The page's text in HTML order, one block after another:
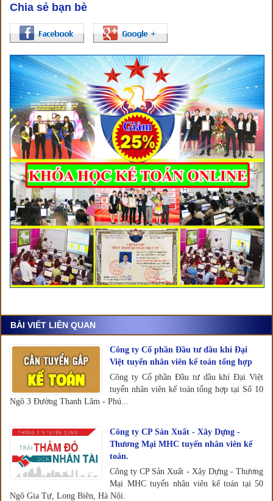
Chia sẻ bạn bè
BÀI VIẾT LIÊN QUAN
Công ty Cổ phần Đầu tư dầu khí Đại
Việt tuyển nhân viên kế toán tổng hợp
Công ty Cổ phần Đầu tư dầu khí Đại Việt
tuyển nhân viên kế toán tổng hợp tại Số 10
Ngõ 3 Đường Thanh Lãm - Phú...
Công ty CP Sản Xuất - Xây Dựng -
Thương Mại MHC tuyển nhân viên kế
toán.
Công ty CP Sản Xuất - Xây Dựng - Thương
Mại MHC tuyển nhân viên kế toán tại 50
Ngô Gia Tự, Long Biên, Hà Nội.